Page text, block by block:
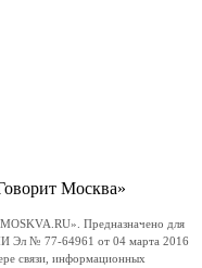
Москва»
Предназначено для
Эл № 77-64961 от 04 марта 2016
связи, информационных